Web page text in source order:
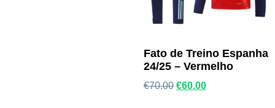
Fato de Treino Espanha
24/25 – Vermelho
€70.00 €60.00